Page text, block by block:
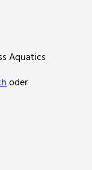
Aquatics
oder